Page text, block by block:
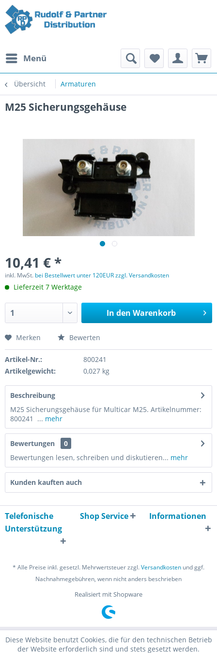
Menü
Übersicht Armaturen
M25 Sicherungsgehäuse
10,41 € *
inkl. MwSt. bei Bestellwert unter 120EUR zzgl. Versandkosten
Lieferzeit 7 Werktage
In den Warenkorb
Merken Bewerten
Artikel-Nr.:
800241
Artikelgewicht:
0,027 kg
Beschreibung
M25 Sicherungsgehäuse für Multicar M25. Artikelnummer:
800241 ... mehr
Bewertungen
0
Bewertungen lesen, schreiben und diskutieren... mehr
Kunden kauften auch
Telefonische
Unterstützung
Shop Service Informationen
* Alle Preise inkl. gesetzl. Mehrwertsteuer zzgl.Versandkosten und ggf.
Nachnahmegebühren, wenn nicht anders beschrieben
Realisiert mit Shopware
Diese Website benutzt Cookies, die für den technischen Betrieb
der Website erforderlich sind und stets gesetzt werden.